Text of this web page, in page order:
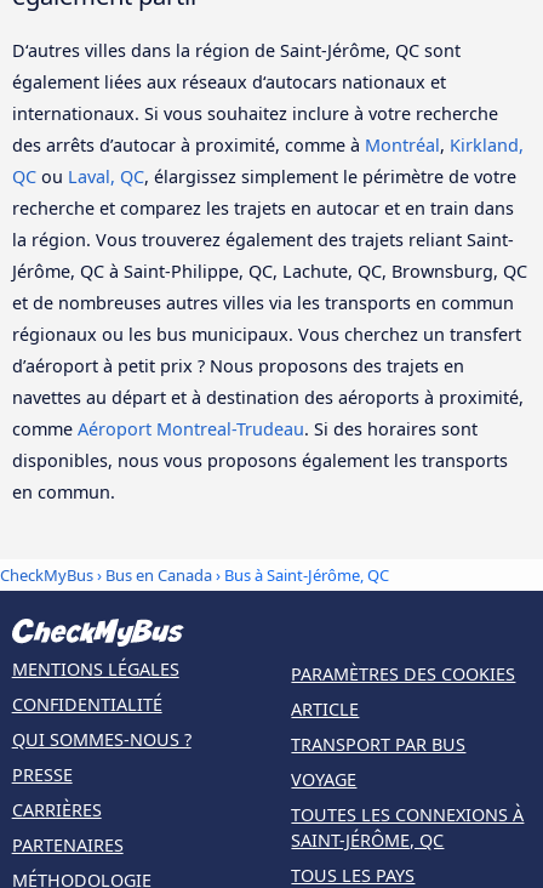
D‘autres villes dans la région de Saint-Jérôme, QC sont
également liées aux réseaux d‘autocars nationaux et
internationaux. Si vous souhaitez inclure à votre recherche
des arrêts d’autocar à proximité, comme à Montréal, Kirkland,
QC ou Laval, QC, élargissez simplement le périmètre de votre
recherche et comparez les trajets en autocar et en train dans
la région. Vous trouverez également des trajets reliant Saint-
Jérôme, QC à Saint-Philippe, QC, Lachute, QC, Brownsburg, QC
et de nombreuses autres villes via les transports en commun
régionaux ou les bus municipaux. Vous cherchez un transfert
d’aéroport à petit prix ? Nous proposons des trajets en
navettes au départ et à destination des aéroports à proximité,
comme Aéroport Montreal-Trudeau. Si des horaires sont
disponibles, nous vous proposons également les transports
en commun.
CheckMyBus› Bus en Canada› Bus à Saint-Jérôme, QC
MENTIONS LÉGALES
CONFIDENTIALITÉ
QUI SOMMES-NOUS ?
PRESSE
CARRIÈRES
PARTENAIRES
MÉTHODOLOGIE
PARAMÈTRES DES COOKIES
ARTICLE
TRANSPORT PAR BUS
VOYAGE
TOUTES LES CONNEXIONS À
SAINT-JÉRÔME, QC
TOUS LES PAYS